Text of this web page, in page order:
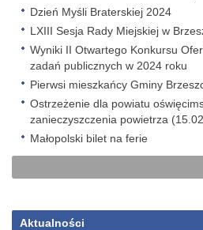
Dzień Myśli Braterskiej 2024
LXIII Sesja Rady Miejskiej w
Wyniki II Otwartego Konkursu
zadań publicznych w 2024 roku
Pierwsi mieszkańcy Gminy
Ostrzeżenie dla powiatu
zanieczyszczenia powietrza
Małopolski bilet na ferie
Aktualności